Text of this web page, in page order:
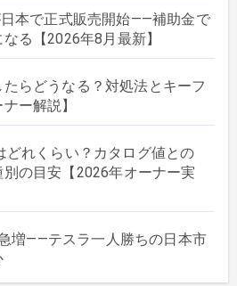
本で正式販売開始——補助金で
る【2026年8月最新】
らどうなる？対処法とキーフ
ー解説】
どれくらい？カタログ値との
の目安【2026年オーナー実
増——テスラ一人勝ちの日本市